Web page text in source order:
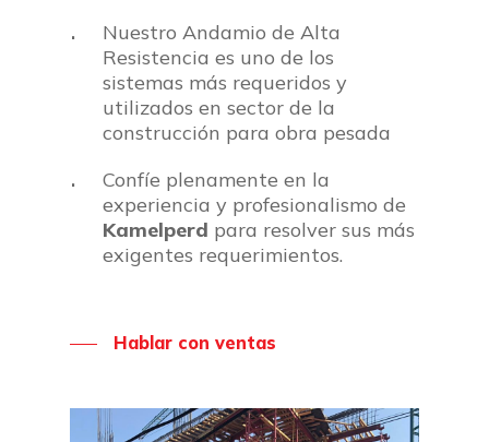
Nuestro Andamio de Alta
Resistencia es uno de los
sistemas más requeridos y
utilizados en sector de la
construcción para obra pesada
Confíe plenamente en la
experiencia y profesionalismo de
Kamelperd para resolver sus más
exigentes requerimientos.
Hablar con ventas